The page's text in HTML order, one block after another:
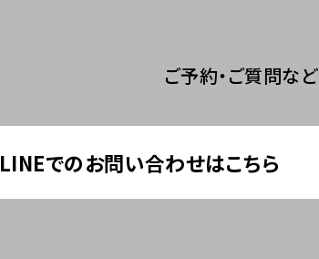
ご予約・ご質問など
LINEでのお問い合わせはこちら